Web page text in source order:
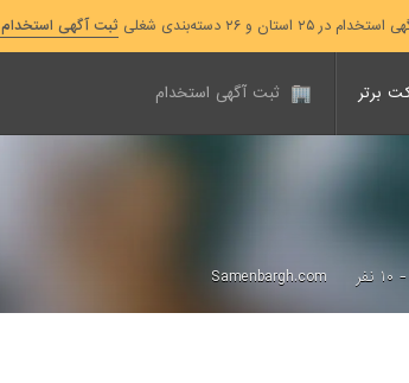
۲۵ استان و ۲۶ دسته‌بندی شغلی ثبت آگهی استخدام
ثبت آگهی استخدام
Samenbargh.com